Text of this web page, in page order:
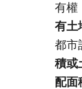
有權
有土
都市
積或
配面